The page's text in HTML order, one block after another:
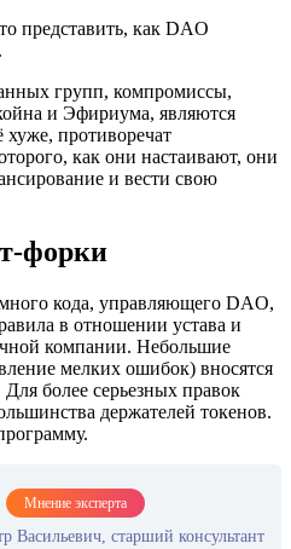
представить, как DAO
групп, компромиссы,
и Эфириума, являются
противоречат
как они настаивают, они
и вести свою
форки
кода, управляющего DAO,
в отношении устава и
компании. Небольшие
мелких ошибок) вносятся
более серьезных правок
держателей токенов.
Мнение эксперта
Васильевич, старший консультант